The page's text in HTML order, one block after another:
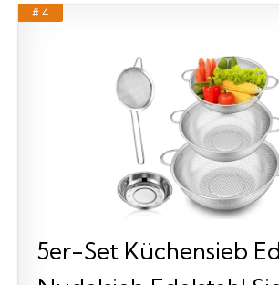
# 4
5er-Set Küchensieb